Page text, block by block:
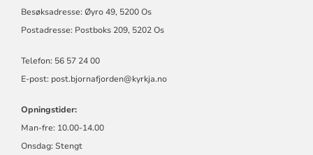
Besøksadresse: Øyro 49, 5200 Os
Postadresse: Postboks 209, 5202 Os
Telefon: 56 57 24 00
E-post: post.bjornafjorden@kyrkja.no
Opningstider:
Man-fre: 10.00-14.00
Onsdag: Stengt